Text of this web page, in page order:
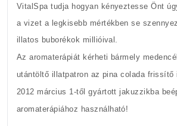
VitalSpa tudja hogyan kényeztesse Önt
a vizet a legkisebb mértékben se
illatos buborékok millióival.
Az aromaterápiát kérheti bármely
utántöltő illatpatron az pina colada
2012 március 1-től gyártott jakuzzikba
aromaterápiához használható!